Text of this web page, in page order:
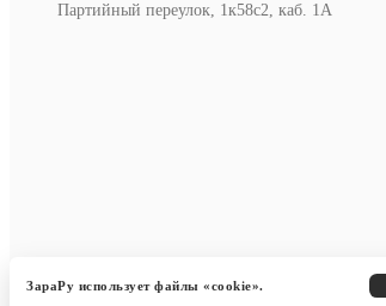
Партийный переулок, 1к58с2, каб. 1А
ЗараРу использует файлы «cookie».